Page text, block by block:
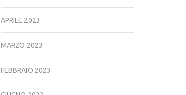
APRILE 2023
MARZO 2023
FEBBRAIO 2023